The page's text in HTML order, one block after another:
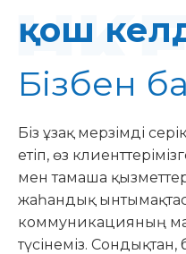
қош
Бізбен
Біз ұзақ мерзімді
етіп, өз
мен тамаша
жаһандық
коммуникацияның
түсінеміз. Сондықтан,